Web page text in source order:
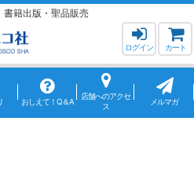
籍出版・聖品販売
ログイン カート
おしえて！Q＆A
店舗へのアクセ
ス
メルマガ